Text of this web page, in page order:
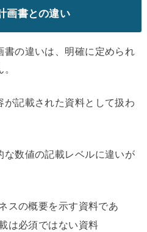
画書との違い
書の違いは、明確に定められ
が記載された資料として扱わ
な数値の記載レベルに違いが
スの概要を示す資料であ
は必須ではない資料